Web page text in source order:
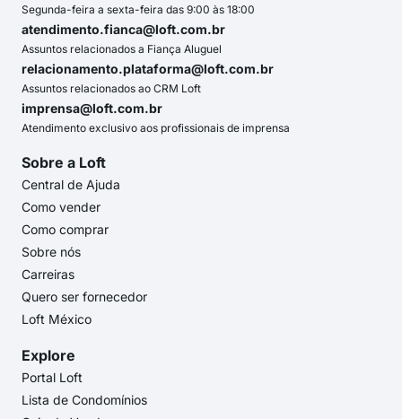
Segunda-feira a sexta-feira das 9:00 às 18:00
atendimento.fianca@loft.com.br
Assuntos relacionados a Fiança Aluguel
relacionamento.plataforma@loft.com.br
Assuntos relacionados ao CRM Loft
imprensa@loft.com.br
Atendimento exclusivo aos profissionais de imprensa
Sobre a Loft
Central de Ajuda
Como vender
Como comprar
Sobre nós
Carreiras
Quero ser fornecedor
Loft México
Explore
Portal Loft
Lista de Condomínios